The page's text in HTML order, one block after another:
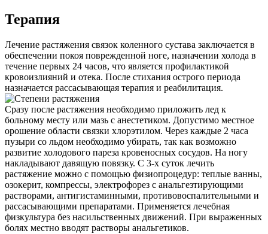
Терапия
Лечение растяжения связок коленного сустава заключается в
обеспечении покоя поврежденной ноге, назначении холода в
течение первых 24 часов, что является профилактикой
кровоизлияний и отека. После стихания острого периода
назначается рассасывающая терапия и реабилитация.
Сразу после растяжения необходимо приложить лед к
больному месту или мазь с анестетиком. Допустимо местное
орошение области связки хлорэтилом. Через каждые 2 часа
пузыри со льдом необходимо убирать, так как возможно
развитие холодового пареза кровеносных сосудов. На ногу
накладывают давящую повязку. С 3-х суток лечить
растяжение можно с помощью физиопроцедур: теплые ванны,
озокерит, компрессы, электрофорез с анальгезтирующими
растворами, антигистаминными, противовоспалительными и
рассасывающими препаратами. Применяется лечебная
физкультура без насильственных движений. При выраженных
болях местно вводят растворы анальгетиков.